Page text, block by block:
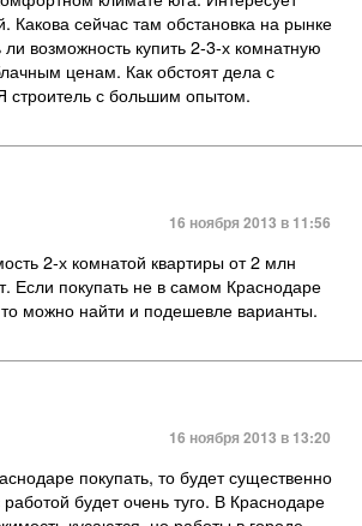
Какова сейчас там обстановка на рынке
возможность купить 2-3-х комнатную
ценам. Как обстоят дела с
строитель с большим опытом.
16 ноября 2013 в 11:56
2-х комнатой квартиры от 2 млн
Если покупать не в самом Краснодаре
можно найти и подешевле варианты.
16 ноября 2013 в 13:20
покупать, то будет существенно
будет очень туго. В Краснодаре